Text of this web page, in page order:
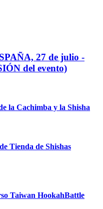
27 de julio -
del evento)
la Cachimba y la Shisha
Tienda de Shishas
Taiwan HookahBattle